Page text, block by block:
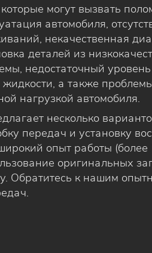
могут вызвать
автомобиля,
некачественная
деталей из
недостаточный
жидкости, а также
нагрузкой автомобиля.
несколько
передач и установку
опыт работы (более
оригинальных
Обратитесь к нашим